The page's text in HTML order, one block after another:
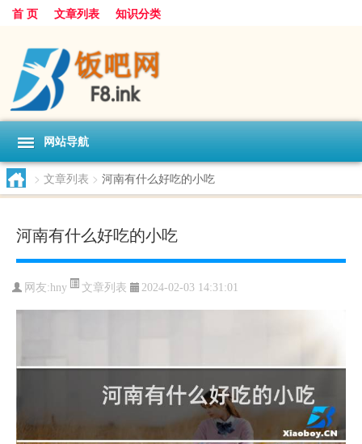
首 页 文章列表 知识分类
网站导航
> 文章列表 > 河南有什么好吃的小吃
河南有什么好吃的小吃
网友:hny 文章列表 2024-02-03 14:31:01